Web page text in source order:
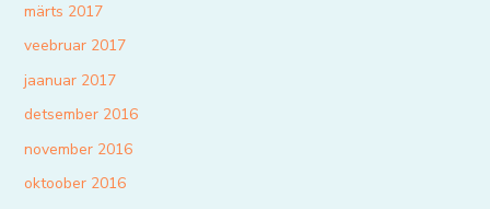
märts 2017
veebruar 2017
jaanuar 2017
detsember 2016
november 2016
oktoober 2016